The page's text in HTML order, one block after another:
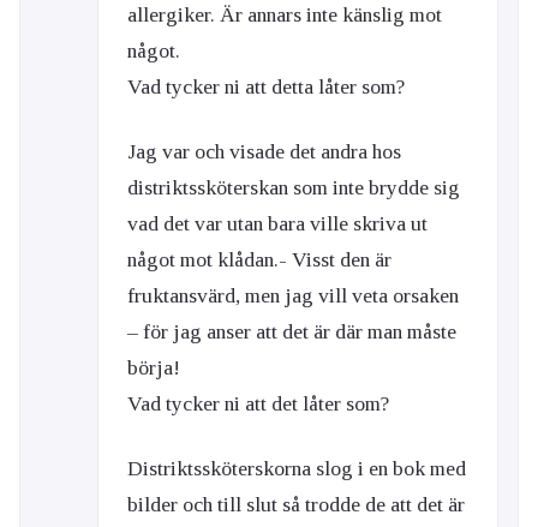
allergiker. Är annars inte känslig mot
något.
Vad tycker ni att detta låter som?
Jag var och visade det andra hos
distriktssköterskan som inte brydde sig
vad det var utan bara ville skriva ut
något mot klådan.- Visst den är
fruktansvärd, men jag vill veta orsaken
– för jag anser att det är där man måste
börja!
Vad tycker ni att det låter som?
Distriktssköterskorna slog i en bok med
bilder och till slut så trodde de att det är